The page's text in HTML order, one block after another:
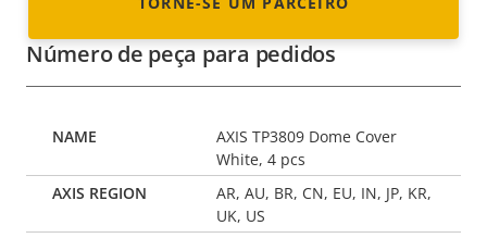
Número de peça para pedidos
AXIS TP3809 Dome Cover
White, 4 pcs
AR, AU, BR, CN, EU, IN, JP, KR,
UK, US